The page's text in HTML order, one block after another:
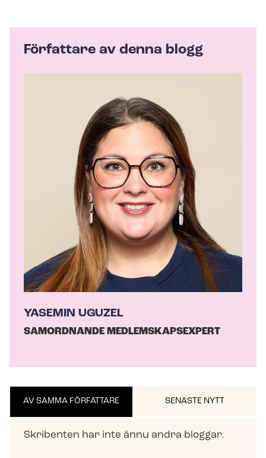
Författare av denna blogg
YASEMIN UGUZEL
SAMORDNANDE MEDLEMSKAPSEXPERT
AV SAMMA FÖRFATTARE SENASTE NYTT
Skribenten har inte ännu andra bloggar.